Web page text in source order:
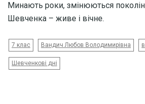
Минають роки, змінюються
Шевченка – живе і вічне.
7 клас Вандич Любов Володимирівна
Шевченкові дні